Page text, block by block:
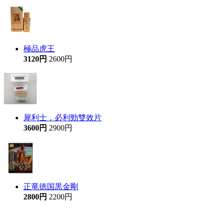
極品虎王
3120円 2600円
犀利士，必利勁雙效片
3600円 2900円
正竜徳国黒金剛
2800円 2200円